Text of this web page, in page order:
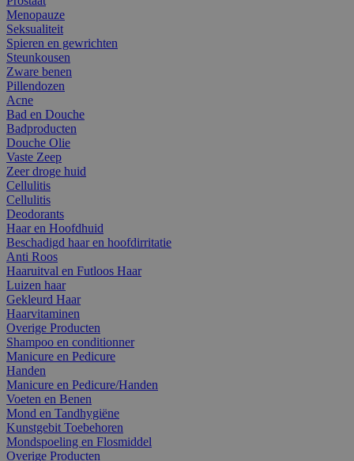
Menopauze
Seksualiteit
Spieren en gewrichten
Steunkousen
Zware benen
Pillendozen
Acne
Bad en Douche
Badproducten
Douche Olie
Vaste Zeep
Zeer droge huid
Cellulitis
Cellulitis
Deodorants
Haar en Hoofdhuid
Beschadigd haar en hoofdirritatie
Anti Roos
Haaruitval en Futloos Haar
Luizen haar
Gekleurd Haar
Haarvitaminen
Overige Producten
Shampoo en conditionner
Manicure en Pedicure
Handen
Manicure en Pedicure/Handen
Voeten en Benen
Mond en Tandhygiëne
Kunstgebit Toebehoren
Mondspoeling en Flosmiddel
Overige Producten